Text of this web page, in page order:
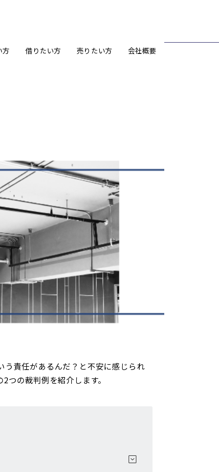
方 借りたい方 売りたい方 会社概要
う責任があるんだ？と不安に感じられ
の裁判例を紹介します。